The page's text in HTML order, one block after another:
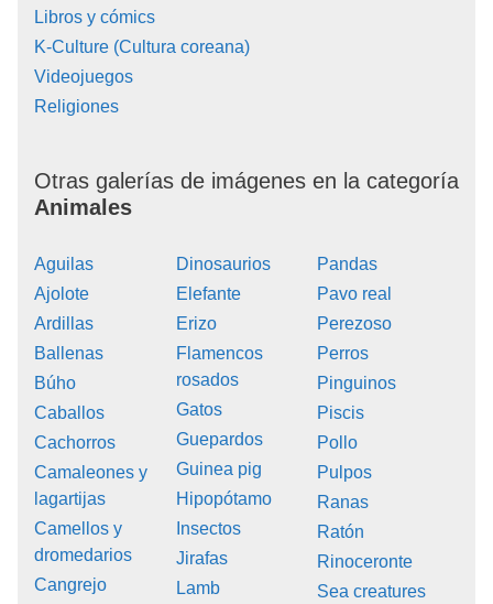
Libros y cómics
K-Culture (Cultura coreana)
Videojuegos
Religiones
Otras galerías de imágenes en la categoría
Animales
Aguilas
Ajolote
Ardillas
Ballenas
Búho
Caballos
Cachorros
Camaleones y
lagartijas
Camellos y
dromedarios
Cangrejo
Dinosaurios
Elefante
Erizo
Flamencos
rosados
Gatos
Guepardos
Guinea pig
Hipopótamo
Insectos
Jirafas
Lamb
Pandas
Pavo real
Perezoso
Perros
Pinguinos
Piscis
Pollo
Pulpos
Ranas
Ratón
Rinoceronte
Sea creatures